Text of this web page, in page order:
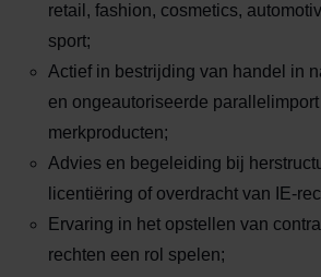
retail, fashion, cosmetics,
sport;
Actief in bestrijding van handel in
en ongeautoriseerde
merkproducten;
Advies en begeleiding bij
licentiëring of overdracht van IE-
Ervaring in het opstellen van
rechten een rol spelen;